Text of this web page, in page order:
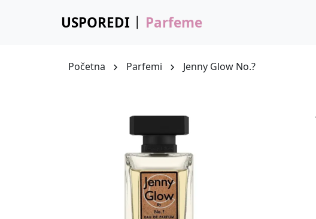
USPOREDI Parfeme
Početna Parfemi Jenny Glow No.?